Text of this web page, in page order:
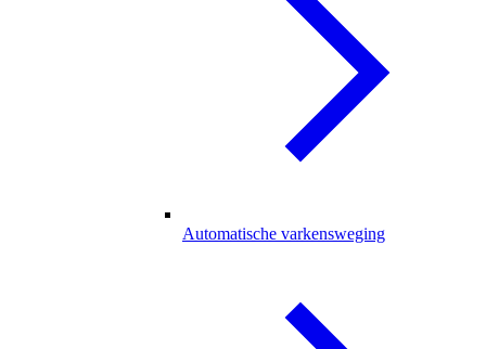
Automatische varkensweging